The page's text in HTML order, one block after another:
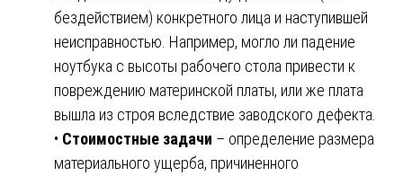
бездействием) конкретного лица и наступившей
неисправностью. Например, могло ли падение
ноутбука с высоты рабочего стола привести к
повреждению материнской платы, или же плата
вышла из строя вследствие заводского дефекта.
• Стоимостные задачи – определение размера
материального ущерба, причиненного